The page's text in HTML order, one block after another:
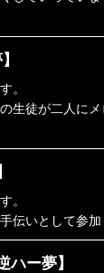
。
生徒が二人にメ
。
伝いとして参
ー夢】